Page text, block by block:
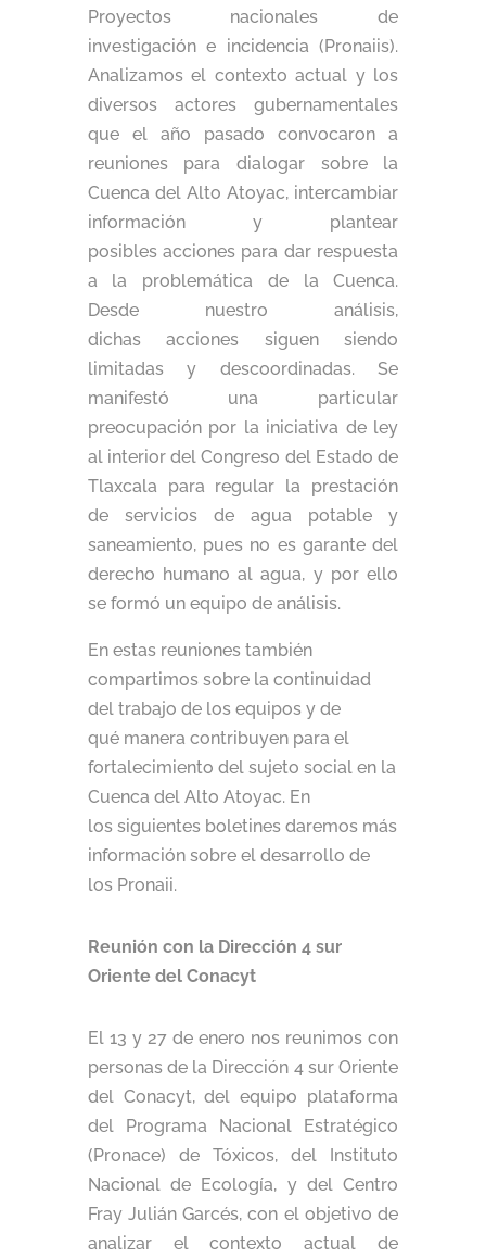
Proyectos nacionales de
investigación e incidencia (Pronaiis).
Analizamos el contexto actual y los
diversos actores gubernamentales
que el año pasado convocaron a
reuniones para dialogar sobre la
Cuenca del Alto Atoyac, intercambiar
información y plantear
posibles acciones para dar respuesta
a la problemática de la Cuenca.
Desde nuestro análisis,
dichas acciones siguen siendo
limitadas y descoordinadas. Se
manifestó una particular
preocupación por la iniciativa de ley
al interior del Congreso del Estado de
Tlaxcala para regular la prestación
de servicios de agua potable y
saneamiento, pues no es garante del
derecho humano al agua, y por ello
se formó un equipo de análisis.
En estas reuniones también
compartimos sobre la continuidad
del trabajo de los equipos y de
qué manera contribuyen para el
fortalecimiento del sujeto social en la
Cuenca del Alto Atoyac. En
los siguientes boletines daremos más
información sobre el desarrollo de
los Pronaii.
Reunión con la Dirección 4 sur
Oriente del Conacyt
El 13 y 27 de enero nos reunimos con
personas de la Dirección 4 sur Oriente
del Conacyt, del equipo plataforma
del Programa Nacional Estratégico
(Pronace) de Tóxicos, del Instituto
Nacional de Ecología, y del Centro
Fray Julián Garcés, con el objetivo de
analizar el contexto actual de